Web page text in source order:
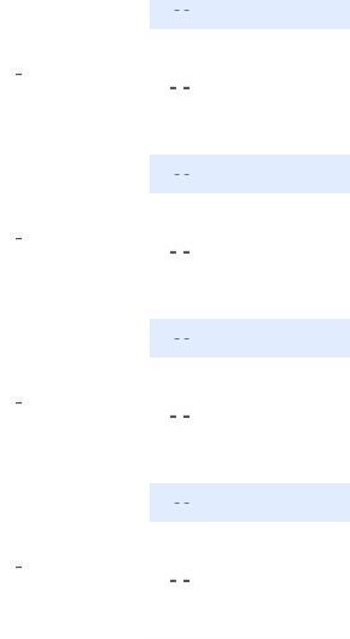
- -
-
- -
- -
-
- -
- -
-
- -
- -
-
- -